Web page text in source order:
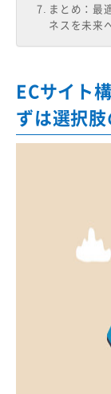
まとめ：最
ネスを未来
ECサイト
ずは選択